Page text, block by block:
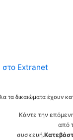
στο Extranet
τα δικαιώματα έχουν
Κάντε την
από
συσκευή.